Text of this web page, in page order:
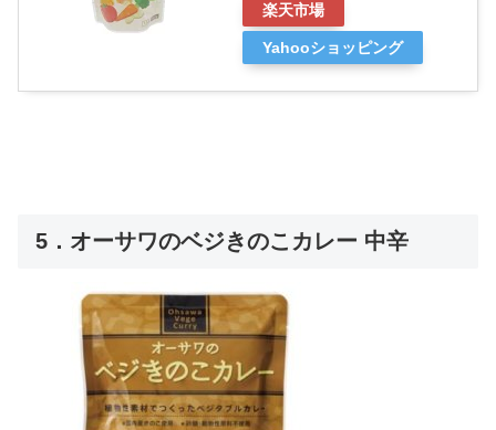
楽天市場
Yahooショッピング
5．オーサワのベジきのこカレー 中辛